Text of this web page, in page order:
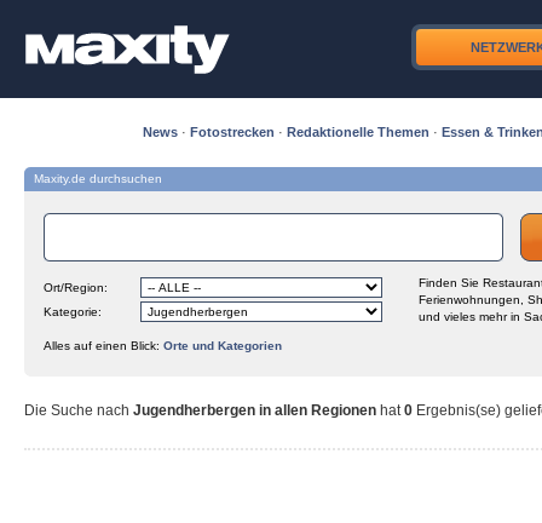
News · Fotostrecken · Redaktionelle Themen · Essen &
Maxity.de durchsuchen
Ort/Region:
Kategorie:
Finden Sie
Ferienwohnungen,
und vieles mehr in
Alles auf einen Blick: Orte und Kategorien
Die Suche nach Jugendherbergen in allen Regionen hat0 Ergebnis(se)